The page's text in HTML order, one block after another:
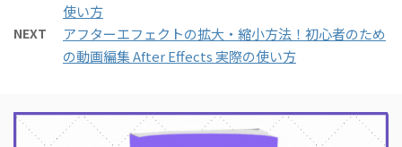
使い方
NEXT
アフターエフェクトの拡大・縮小方法！初心者のため
の動画編集 After Effects 実際の使い方